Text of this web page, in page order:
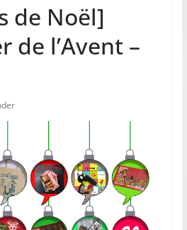
de Noël]
de l’Avent –